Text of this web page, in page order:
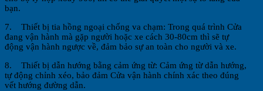
bạn.
7. Thiết bị tia hồng ngoại chống va chạm: Trong quá trình Cửa
đang vận hành mà gặp người hoặc xe cách 30-80cm thì sẽ tự
động vận hành ngược về, đảm bảo sự an toàn cho người và xe.
8. Thiết bị dẫn hướng bằng cảm ứng từ: Cảm ứng từ dẫn hướng,
tự động chỉnh xéo, bảo đảm Cửa vận hành chính xác theo đúng
vết hướng đường dẫn.